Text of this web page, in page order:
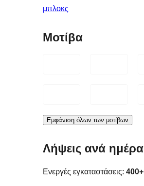
μπλοκς
Μοτίβα
Εμφάνιση όλων των μοτίβων
Λήψεις ανά ημέρα
Ενεργές εγκαταστάσεις: 400+